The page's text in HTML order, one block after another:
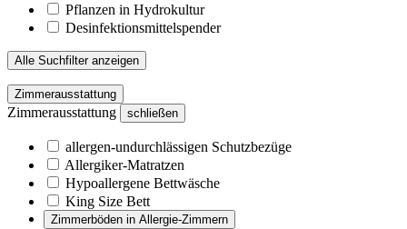
Pflanzen in Hydrokultur
Desinfektionsmittelspender
Alle Suchfilter anzeigen
Zimmerausstattung
Zimmerausstattung schließen
allergen-undurchlässigen Schutzbezüge
Allergiker-Matratzen
Hypoallergene Bettwäsche
King Size Bett
Zimmerböden in Allergie-Zimmern